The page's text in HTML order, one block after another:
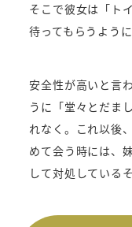
そこで彼女は「ト
待ってもらうよう
安全性が高いと言
うに「堂々とだま
れなく。これ以後
めて会う時には、
して対処している